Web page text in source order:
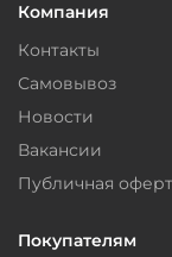
Компания
Контакты
Самовывоз
Новости
Вакансии
Публичная
Покупателям